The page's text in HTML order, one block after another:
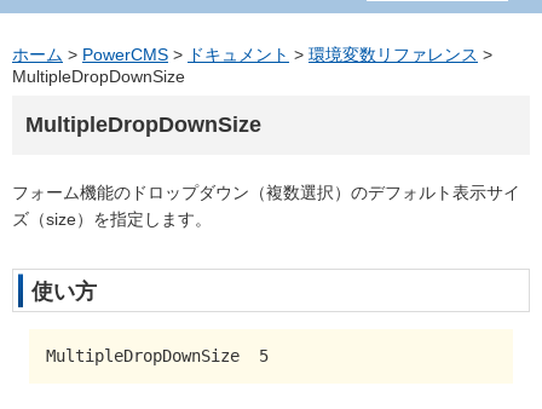
ホーム > PowerCMS > ドキュメント > 環境変数リファレンス >
MultipleDropDownSize
MultipleDropDownSize
フォーム機能のドロップダウン（複数選択）のデフォルト表示サイ
ズ（size）を指定します。
使い方
MultipleDropDownSize  5